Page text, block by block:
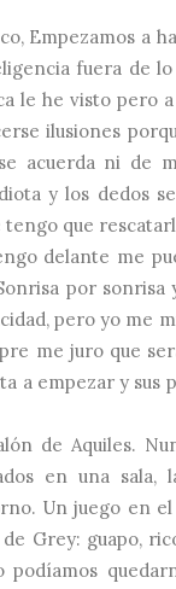
Empezamos a
fuera de
le he visto pero
ilusiones
acuerda ni de
y los dedos
que
delante me
por sonrisa
pero yo me
me juro que
a empezar y sus
de Aquiles.
en una
Un juego en
Grey: guapo,